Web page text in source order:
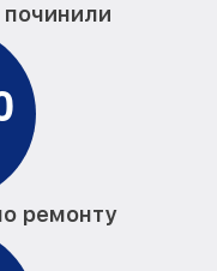
починили
ремонту